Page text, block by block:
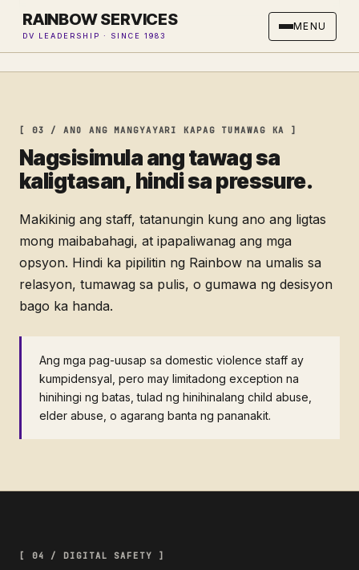
RAINBOW SERVICES
DV LEADERSHIP · SINCE 1983
MENU
[ 03 / ANO ANG MANGYAYARI KAPAG TUMAWAG KA ]
Nagsisimula ang tawag sa
kaligtasan, hindi sa pressure.
Makikinig ang staff, tatanungin kung ano ang ligtas
mong maibabahagi, at ipapaliwanag ang mga
opsyon. Hindi ka pipilitin ng Rainbow na umalis sa
relasyon, tumawag sa pulis, o gumawa ng desisyon
bago ka handa.
Ang mga pag-uusap sa domestic violence staff ay
kumpidensyal, pero may limitadong exception na
hinihingi ng batas, tulad ng hinihinalang child abuse,
elder abuse, o agarang banta ng pananakit.
[ 04 / DIGITAL SAFETY ]